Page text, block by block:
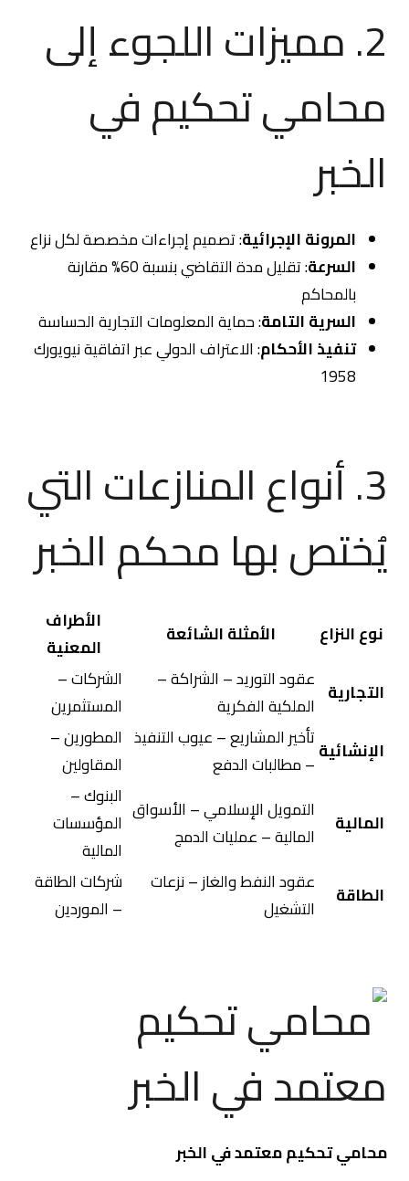
2. مميزات اللجوء إلى
محامي تحكيم في
الخبر
المرونة الإجرائية: تصميم إجراءات مخصصة لكل نزاع
السرعة
: تقليل مدة التقاضي بنسبة 60% مقارنة
بالمحاكم
السرية التامة: حماية المعلومات التجارية الحساسة
تنفيذ الأحكام: الاعتراف الدولي عبر اتفاقية نيويورك
1958
3. أنواع المنازعات التي
يُختص بها محكم الخبر
نوع النزاع الأمثلة الشائعة
الأطراف
المعنية
التجارية عقود التوريد – الشراكة –
الملكية الفكرية
الشركات –
المستثمرين
الإنشائيةتأخير المشاريع – عيوب التنفيذ
– مطالبات الدفع
المطورين –
المقاولين
المالية
التمويل الإسلامي – الأسواق
المالية – عمليات الدمج
البنوك –
المؤسسات
المالية
الطاقة
عقود النفط والغاز – نزعات
التشغيل
شركات الطاقة
– الموردين
محامي تحكيم معتمد في الخبر